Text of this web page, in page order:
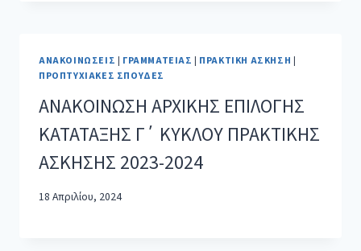
ΑΝΑΚΟΙΝΏΣΕΙΣ | ΓΡΑΜΜΑΤΕΊΑΣ | ΠΡΑΚΤΙΚΉ ΆΣΚΗΣΗ |
ΠΡΟΠΤΥΧΙΑΚΈΣ ΣΠΟΥΔΈΣ
ΑΝΑΚΟΙΝΩΣΗ ΑΡΧΙΚΗΣ ΕΠΙΛΟΓΗΣ
ΚΑΤΑΤΑΞΗΣ Γ΄ ΚΥΚΛΟΥ ΠΡΑΚΤΙΚΗΣ
ΑΣΚΗΣΗΣ 2023-2024
18 Απριλίου, 2024